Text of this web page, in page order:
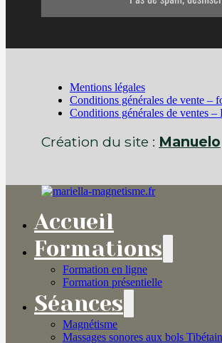
Mentions légales
Conditions générales de vente –
Conditions générales de ventes –
Création du site : Manuelo
Accueil
Formations
Formation en ligne
Formation présentielle
Séances
Magnétisme
Massages sonores aux bols